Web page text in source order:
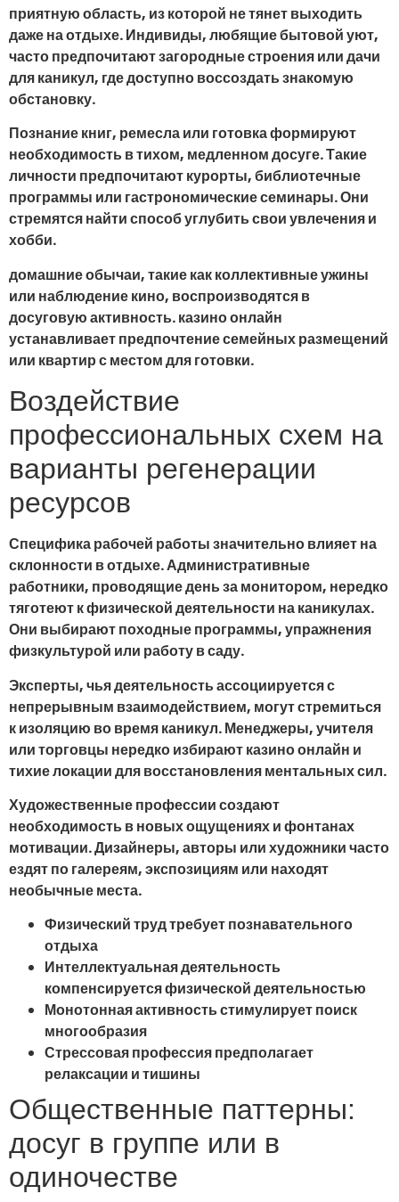
приятную область, из которой не тянет выходить
даже на отдыхе. Индивиды, любящие бытовой уют,
часто предпочитают загородные строения или дачи
для каникул, где доступно воссоздать знакомую
обстановку.
Познание книг, ремесла или готовка формируют
необходимость в тихом, медленном досуге. Такие
личности предпочитают курорты, библиотечные
программы или гастрономические семинары. Они
стремятся найти способ углубить свои увлечения и
хобби.
домашние обычаи, такие как коллективные ужины
или наблюдение кино, воспроизводятся в
досуговую активность. казино онлайн
устанавливает предпочтение семейных размещений
или квартир с местом для готовки.
Воздействие
профессиональных схем на
варианты регенерации
ресурсов
Специфика рабочей работы значительно влияет на
склонности в отдыхе. Административные
работники, проводящие день за монитором, нередко
тяготеют к физической деятельности на каникулах.
Они выбирают походные программы, упражнения
физкультурой или работу в саду.
Эксперты, чья деятельность ассоциируется с
непрерывным взаимодействием, могут стремиться
к изоляцию во время каникул. Менеджеры, учителя
или торговцы нередко избирают казино онлайн и
тихие локации для восстановления ментальных сил.
Художественные профессии создают
необходимость в новых ощущениях и фонтанах
мотивации. Дизайнеры, авторы или художники часто
ездят по галереям, экспозициям или находят
необычные места.
Физический труд требует познавательного
отдыха
Интеллектуальная деятельность
компенсируется физической деятельностью
Монотонная активность стимулирует поиск
многообразия
Стрессовая профессия предполагает
релаксации и тишины
Общественные паттерны:
досуг в группе или в
одиночестве